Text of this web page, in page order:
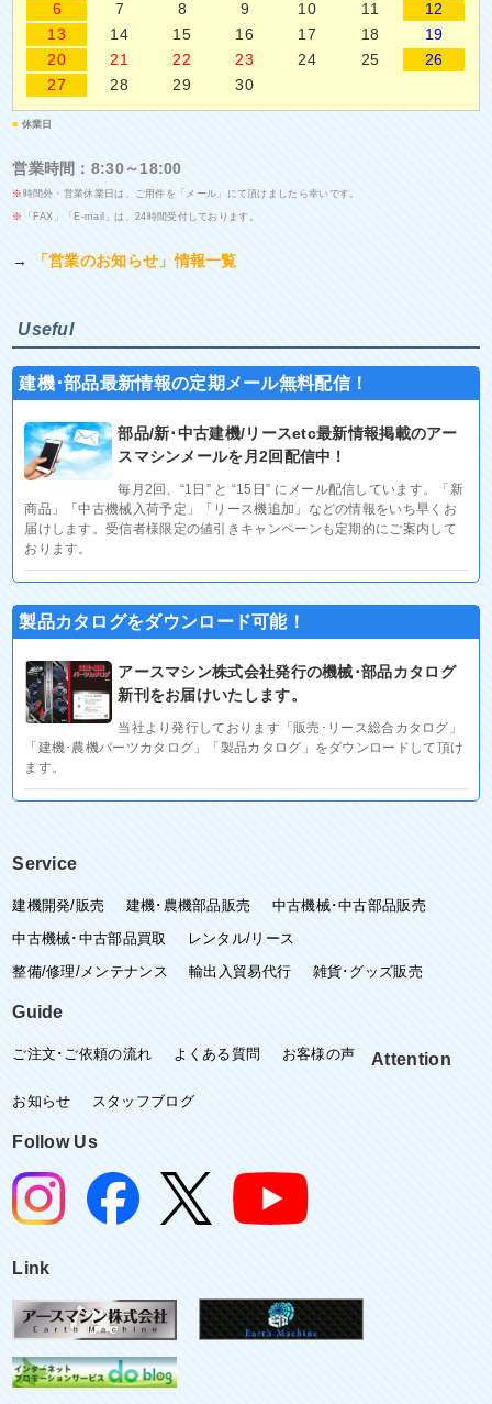
6
7 8 9 10 11
12
13
14 15 16 17 18
19
20
21 22 23 24 25
26
27
28 29 30
■ 休業日
営業時間：8:30～18:00
※ 時間外・営業休業日は、ご用件を「メール」にて頂けましたら幸いです。
※ 「FAX」「E-mail」は、24時間受付しております。
→ 「営業のお知らせ」情報一覧
Useful
建機･部品最新情報の定期メール無料配信！
部品/新･中古建機/リースetc最新情報掲載のアー
スマシンメールを月2回配信中！
毎月2回、“1日” と “15日” にメール配信しています。「新
商品」「中古機械入荷予定」「リース機追加」などの情報をいち早くお
届けします。受信者様限定の値引きキャンペーンも定期的にご案内して
おります。
製品カタログをダウンロード可能！
アースマシン株式会社発行の機械･部品カタログ
新刊をお届けいたします。
当社より発行しております「販売･リース総合カタログ」
「建機･農機パーツカタログ」「製品カタログ」をダウンロードして頂け
ます。
Service
建機開発/販売 建機･農機部品販売
中古機械･中古部品販売
中古機械･中古部品買取
レンタル/リース
整備/修理/メンテナンス
輸出入貿易代行 雑貨･グッズ販売
Guide
ご注文･ご依頼の流れ よくある質問 お客様の声 Attention
お知らせ スタッフブログ
Follow Us
Link